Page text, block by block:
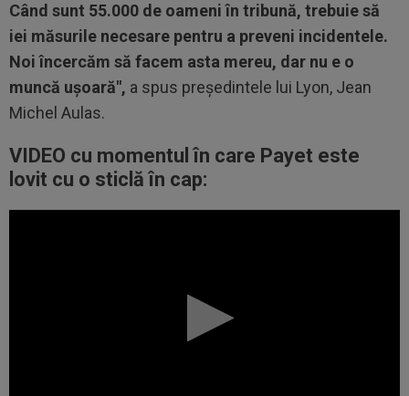
Când sunt 55.000 de oameni în tribună, trebuie să
iei măsurile necesare pentru a preveni incidentele.
Noi încercăm să facem asta mereu, dar nu e o
muncă ușoară", a spus președintele lui Lyon, Jean
Michel Aulas.
VIDEO cu momentul în care Payet este
lovit cu o sticlă în cap: